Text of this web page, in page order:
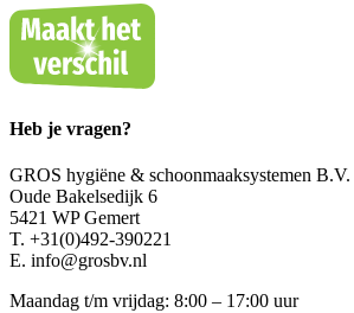
Heb je vragen?
GROS hygiëne & schoonmaaksystemen B.V.
Oude Bakelsedijk 6
5421 WP Gemert
T. +31(0)492-390221
E. info@grosbv.nl
Maandag t/m vrijdag: 8:00 – 17:00 uur